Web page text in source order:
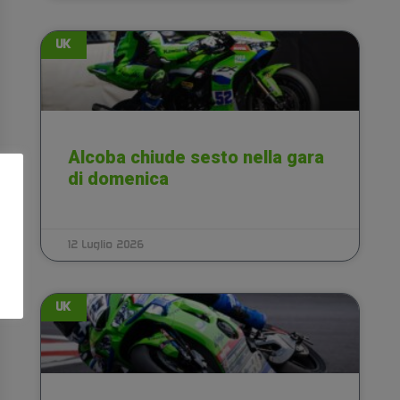
UK
Alcoba chiude sesto nella gara
di domenica
12 Luglio 2026
UK